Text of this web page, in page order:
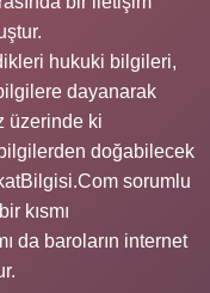
hukuki bilgileri,
dayanarak
üzerinde ki
doğabilecek
sorumlu
kısmı
da baroların internet